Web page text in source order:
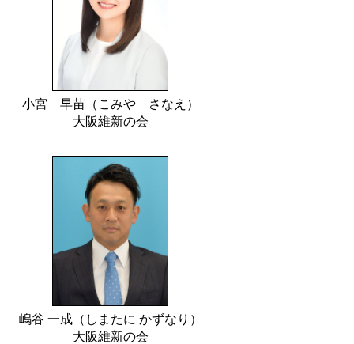
小宮 早苗（こみや さなえ）
大阪維新の会
嶋谷 一成（しまたに かずなり）
大阪維新の会